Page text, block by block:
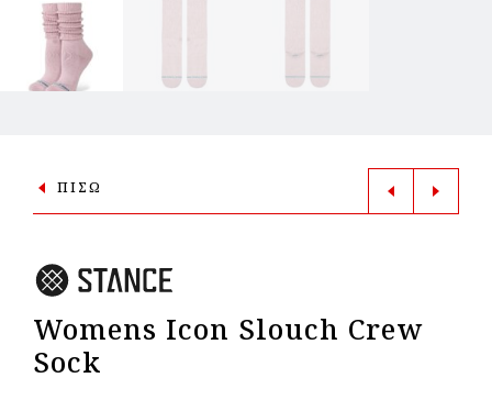
ΠΙΣΩ
Womens Icon Slouch Crew
Sock